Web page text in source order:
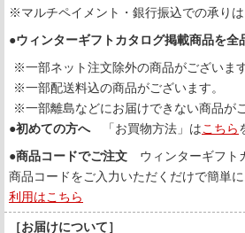
※マルチペイメント・銀行振込での承りは
●ウィンターギフトカタログ掲載商品を全
※一部ネット注文除外の商品がございます
※一部配送料込の商品がございます。
※一部離島などにお届けできない商品が
●初めての方へ「お買物方法」はこちら
●商品コードでご注文 ウィンターギフト
商品コードをご入力いただくだけで簡単に
利用はこちら
［お届けについて］